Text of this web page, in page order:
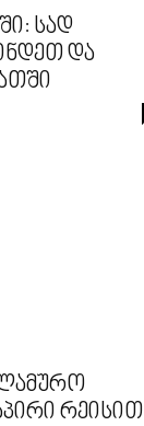
სად
და
რეისით